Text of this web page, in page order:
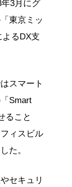
3月にグ
東京ミッ
よるDX支
スマート
Smart
ること
ィスビル
た。
セキュリ